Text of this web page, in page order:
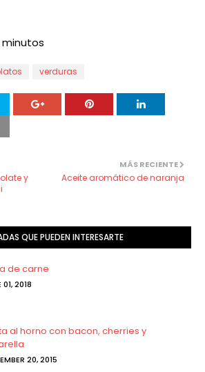
minutos
verduras
MÁS RECIENTE
Aceite aromático de naranja
y
QUE PUEDEN INTERESARTE
de carne
01, 2018
al horno con bacon, cherries y
20, 2015